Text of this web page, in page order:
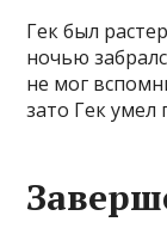
Гек был
ночью
не мог
зато Гек умел